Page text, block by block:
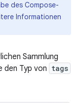
des Compose-
Informationen
Sammlung
den Typ von tags